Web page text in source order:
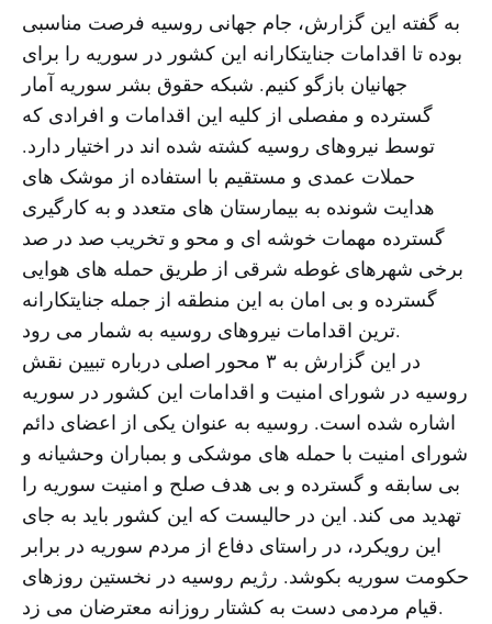
به گفته این گزارش، جام جهانی روسیه فرصت مناسبی
بوده تا اقدامات جنایتکارانه این کشور در سوریه را برای
جهانیان بازگو کنیم. شبکه حقوق بشر سوریه آمار
گسترده و مفصلی از کلیه این اقدامات و افرادی که
توسط نیروهای روسیه کشته شده اند در اختیار دارد.
حملات عمدی و مستقیم با استفاده از موشک های
هدایت شونده به بیمارستان های متعدد و به کارگیری
گسترده مهمات خوشه ای و محو و تخریب صد در صد
برخی شهرهای غوطه شرقی از طریق حمله های هوایی
گسترده و بی امان به این منطقه از جمله جنایتکارانه
ترین اقدامات نیروهای روسیه به شمار می رود.
در این گزارش به ۳ محور اصلی درباره تبیین نقش
روسیه در شورای امنیت و اقدامات این کشور در سوریه
اشاره شده است. روسیه به عنوان یکی از اعضای دائم
شورای امنیت با حمله های موشکی و بمباران وحشیانه و
بی سابقه و گسترده و بی هدف صلح و امنیت سوریه را
تهدید می کند. این در حالیست که این کشور باید به جای
این رویکرد، در راستای دفاع از مردم سوریه در برابر
حکومت سوریه بکوشد. رژیم روسیه در نخستین روزهای
قیام مردمی دست به کشتار روزانه معترضان می زد.